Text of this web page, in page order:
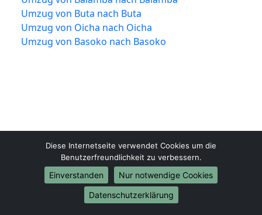
Umzug von Buta nach Buta
Umzug von Oicha nach Oicha
Umzug von Basoko nach Basoko
Herne-Umzugsunternehmen.de
01579-2482352
Diese Internetseite verwendet Cookies um die
Benutzerfreundlichkeit zu verbessern.
Einverstanden
Nur notwendige Cookies
Datenschutzerklärung